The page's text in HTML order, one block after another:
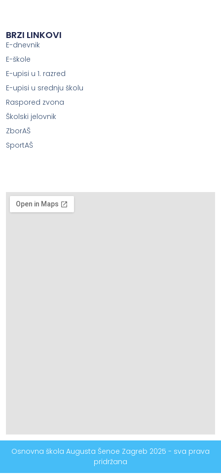
BRZI LINKOVI
E-dnevnik
E-škole
E-upisi u 1. razred
E-upisi u srednju školu
Raspored zvona
Školski jelovnik
ZborAŠ
SportAŠ
Osnovna škola Augusta Šenoe Zagreb 2025 - sva prava
pridržana